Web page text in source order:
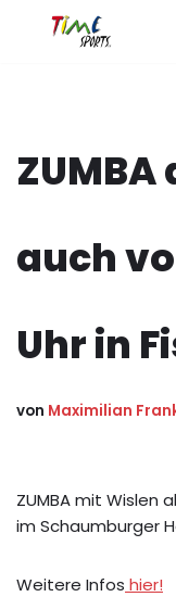
ZUMBA
auch
Uhr in
von Maximilian
ZUMBA mit Wislen
im Schaumburger
Weitere Infos hier!